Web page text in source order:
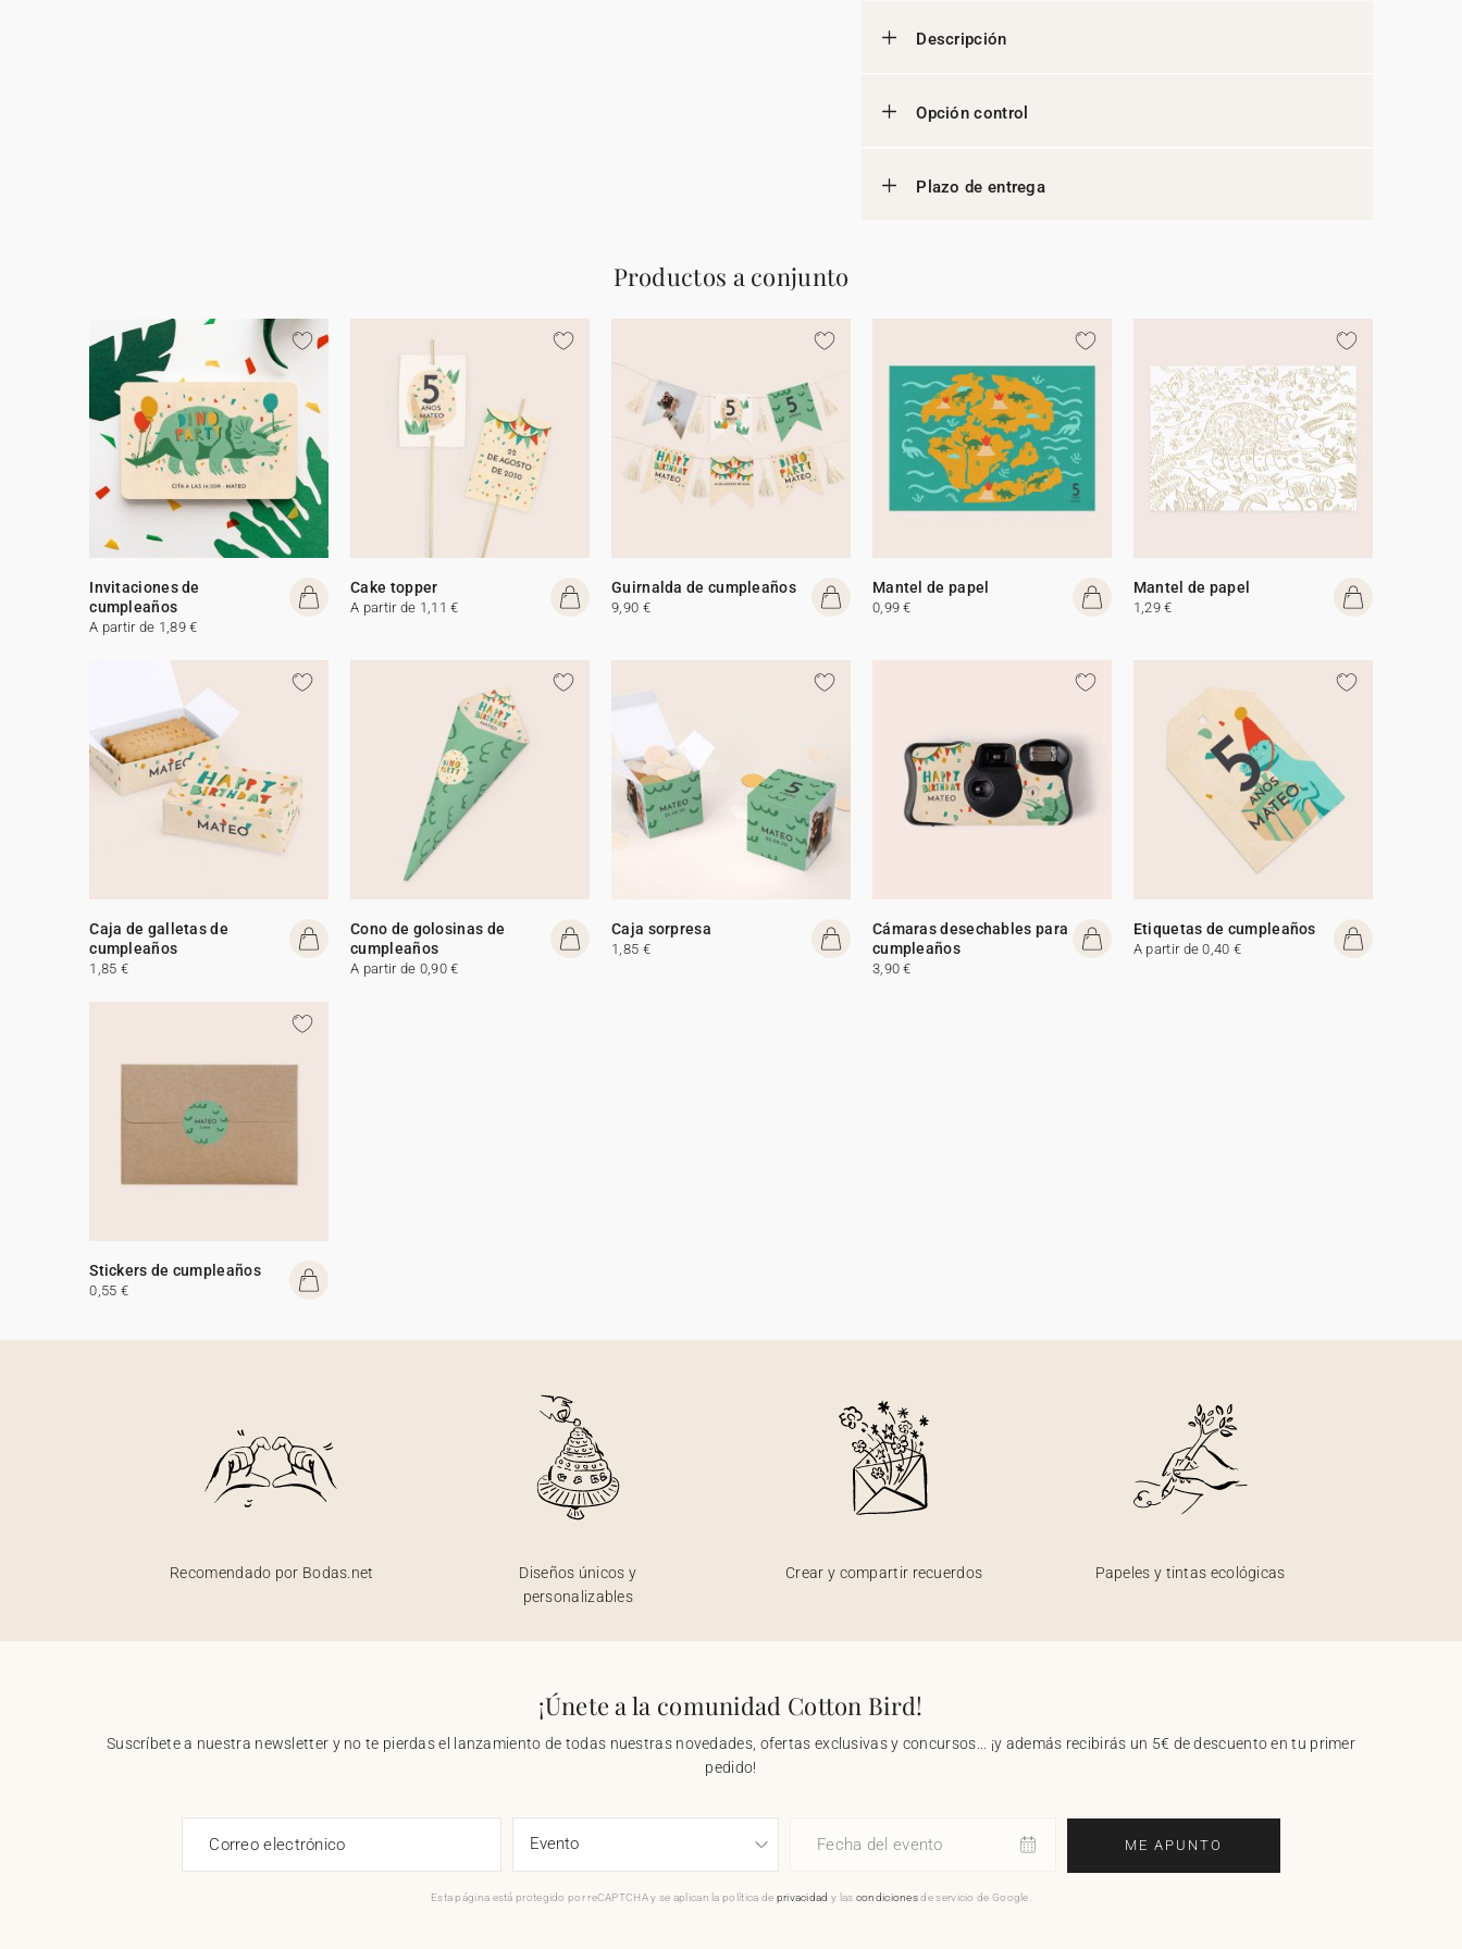
Descripción
Opción control
Plazo de entrega
Productos a conjunto
Invitaciones de
cumpleaños
A partir de 1,89 €
Cake topper
A partir de 1,11 €
Guirnalda de cumpleaños
9,90 €
Mantel de papel
0,99 €
Mantel de papel
1,29 €
Caja de galletas de
cumpleaños
1,85 €
Cono de golosinas de
cumpleaños
A partir de 0,90 €
Caja sorpresa
1,85 €
Cámaras desechables para
cumpleaños
3,90 €
Etiquetas de cumpleaños
A partir de 0,40 €
Stickers de cumpleaños
0,55 €
Recomendado por Bodas.net
Diseños únicos y
personalizables
Crear y compartir recuerdos Papeles y tintas ecológicas
¡Únete a la comunidad Cotton Bird!
Suscríbete a nuestra newsletter y no te pierdas el lanzamiento de todas nuestras novedades, ofertas exclusivas y concursos... ¡y además recibirás un 5€ de descuento en tu primer
pedido!
Correo electrónico Fecha del evento ME APUNTO
Esta página está protegido por reCAPTCHA y se aplican la política de privacidad y las condicionesde servicio de Google.